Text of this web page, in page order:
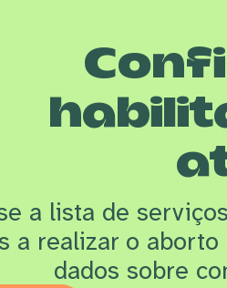
a lista de
a realizar o
dados sobre